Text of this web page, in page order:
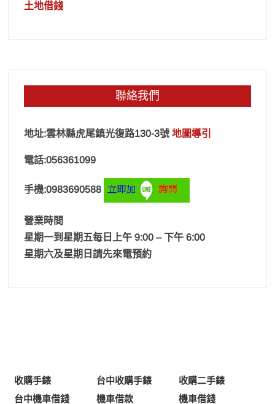
土地借錢
聯絡我們
地址:雲林縣虎尾鎮光復路130-3號地圖導引
電話:056361099
手機:0983690588
營業時間
星期一到星期五每日上午 9:00 – 下午 6:00
星期六及星期日請先來電預約
收購手錶 台中收購手錶
收購二手錶
台中機車借錢
機車借款 機車借錢